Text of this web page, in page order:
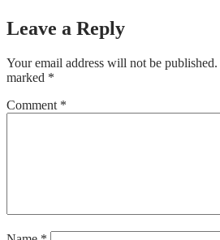
Leave a Reply
Your email address will not be published.
marked *
Comment *